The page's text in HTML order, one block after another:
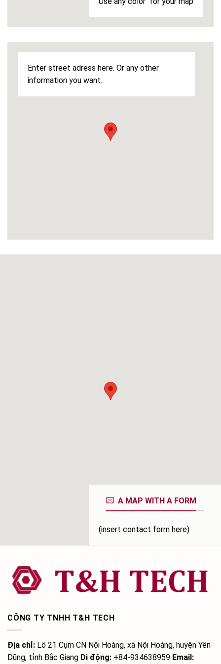
Enter street adress here. Or any other
information you want.
A MAP WITH A FORM
(insert contact form here)
CÔNG TY TNHH T&H TECH
Địa chỉ: Lô 21 Cụm CN Nội Hoàng, xã Nội Hoàng, huyện Yên
Dũng, tỉnh Bắc Giang Di động: +84-934638959 Email: